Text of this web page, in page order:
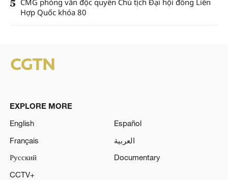
5
Hợp Quốc khóa 80
EXPLORE MORE
English
Español
Français
العربية
Русский
Documentary
CCTV+